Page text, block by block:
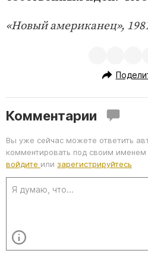
«Новый американец»,
Комментарии
Вы уже сейчас можете ответить
комментировать под своим
войдите или зарегистрируйтесь